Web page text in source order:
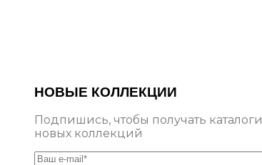
НОВЫЕ КОЛЛЕКЦИИ
Подпишись, чтобы получать каталоги
новых коллекций